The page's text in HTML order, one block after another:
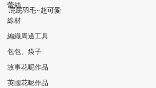
蕾絲
線材
編織周邊工具
包包、袋子
故事花呢作品
英國花呢作品
屁屁羽毛~超可愛